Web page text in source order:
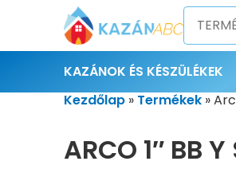
KAZÁNOK ÉS KÉSZÜLÉKEK
Kezdőlap » Termékek »
ARCO 1″ BB